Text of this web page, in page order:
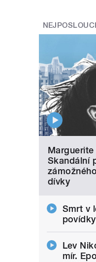
Skandální
dívky
Smrt v
Lev
mír.